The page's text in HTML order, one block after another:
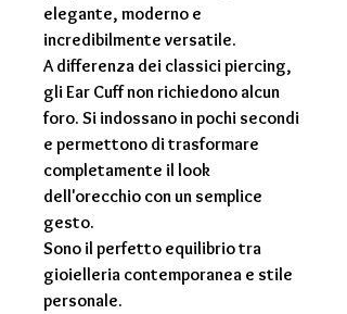
elegante, moderno e
incredibilmente versatile.
A differenza dei classici piercing,
gliEar Cuffnon richiedono alcun
foro. Si indossano in pochi secondi
e permettono di trasformare
completamente il look
dell'orecchio con un semplice
gesto.
Sono il perfetto equilibrio tra
gioielleria contemporanea e stile
personale.